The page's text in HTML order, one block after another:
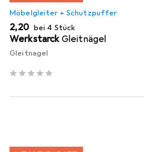
Möbelgleiter + Schutzpuffer
EUR
2,20 bei 4 Stück
WerkstarckGleitnägel
Gleitnagel